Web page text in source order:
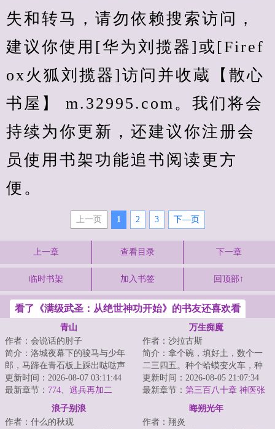
失和转马，请勿依赖搜索访问，
建议你使用[华为刘揽器]或[Firef
ox火狐刘揽器]访问并收蔵【散心
书屋】 m.32995.com。我们将会
持续为你更新，还建议你注册会
员使用书架功能追书阅读更方
便。
上一页 1 2 3 下—页
上一章 查看目录 下一章
临时书架 加入书签 回顶部↑
看了《满级武圣：从绝世神功开始》的书友还喜欢看
青山
作者：会说话的肘子
简介：洛城夜幕下的骏马与少年
郎，马蹄在青石板上踩出哒哒声
响。他仿佛说书先生故事中的人
物，从云瀑中来...
更新时间：2026-08-07 03:11:44
最新章节： 774、逃兵再加二
万生痴魔
作者：沙拉古斯
简介：拿个碗，填好土，数个一
二三四五。种个蛤蟆变火车，种
颗毛豆变老虎。种出一身好手
艺，一生享福不受...
更新时间：2026-08-05 21:07:34
最新章节： 第三百八十章 神医张
来福（感谢盟主毛豆蚕豆生成
浪子别浪
作者：什么的秋观
晦朔光年
作者：翔炎